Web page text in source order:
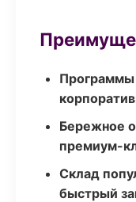
Программы
Бережное
премиум-
Склад
быстрый